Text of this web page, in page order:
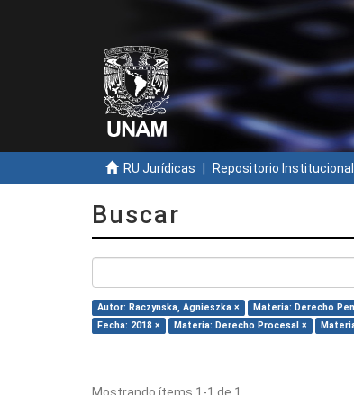
RU Jurídicas Repositorio Institucional
Buscar
Autor: Raczynska, Agnieszka × Materia: Derecho
Fecha: 2018 ×
Materia: Derecho Procesal ×